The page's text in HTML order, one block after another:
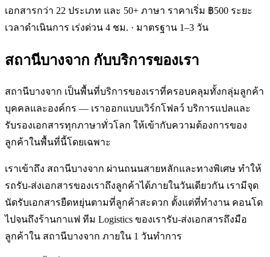
เอกสารกว่า 22 ประเภท และ 50+ ภาษา ราคาเริ่ม ฿500 ระยะ
เวลาดำเนินการ เร่งด่วน 4 ชม. · มาตรฐาน 1–3 วัน
สถานีบางจาก กับบริการของเรา
สถานีบางจาก เป็นพื้นที่บริการของเราที่ครอบคลุมทั้งกลุ่มลูกค้า
บุคคลและองค์กร — เราออกแบบเวิร์กโฟลว์ บริการแปลและ
รับรองเอกสารทุกภาษาทั่วโลก ให้เข้ากับความต้องการของ
ลูกค้าในพื้นที่นี้โดยเฉพาะ
เราเข้าถึง สถานีบางจาก ผ่านถนนสายหลักและทางพิเศษ ทำให้
รถรับ-ส่งเอกสารของเราถึงลูกค้าได้ภายในวันเดียวกัน เรามีจุด
นัดรับเอกสารยืดหยุ่นตามที่ลูกค้าสะดวก ตั้งแต่ที่ทำงาน คอนโด
ไปจนถึงร้านกาแฟ ทีม Logistics ของเรารับ-ส่งเอกสารถึงมือ
ลูกค้าใน สถานีบางจาก ภายใน 1 วันทำการ